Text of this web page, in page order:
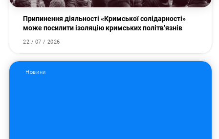
Припинення діяльності «Кримської солідарності»
може посилити ізоляцію кримських політв’язнів
22 / 07 / 2026
Новини